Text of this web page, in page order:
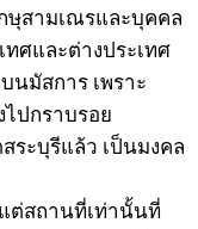
ษุสามเณรและบุคคล
ทศและต่างประเทศ
นมัสการ เพราะ
ปกราบรอย
ระบุรีแล้ว เป็นมงคล
ต่สถานที่เท่านั้นที่